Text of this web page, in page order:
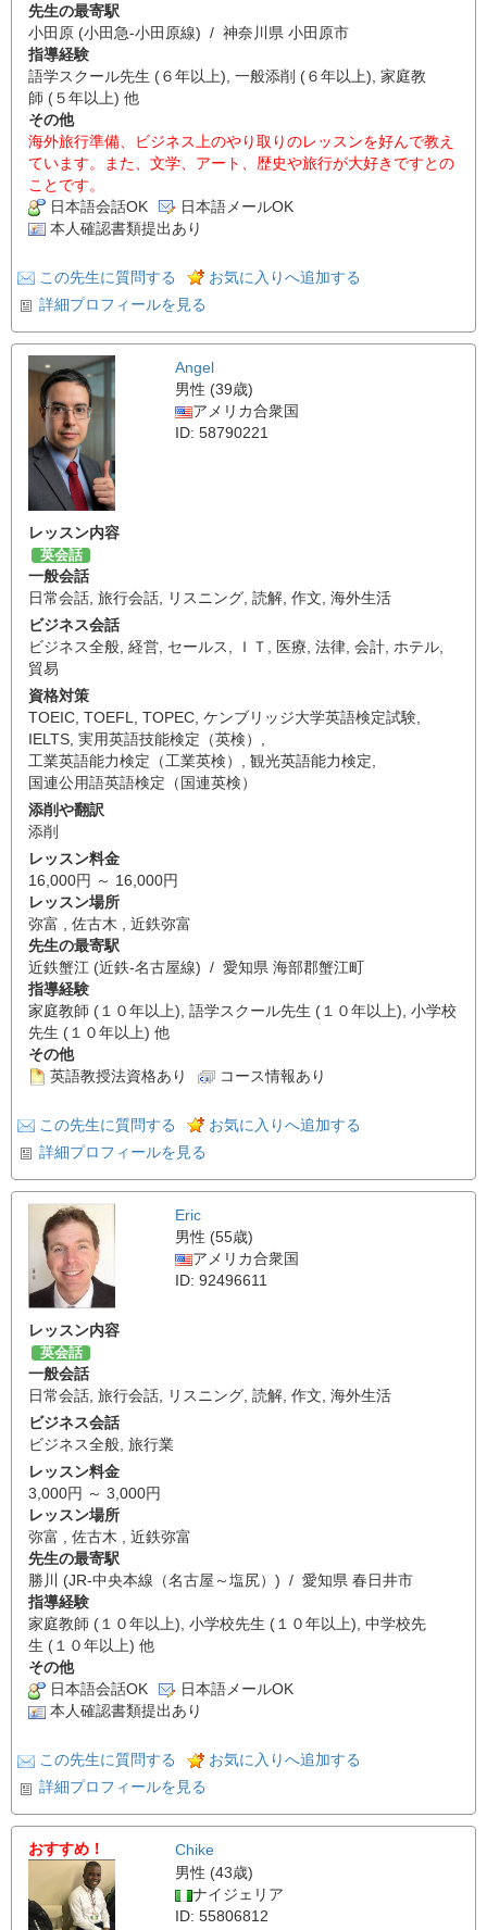
先生の最寄駅
小田原 (小田急-小田原線) / 神奈川県 小田原市
指導経験
語学スクール先生 (６年以上), 一般添削 (６年以上), 家庭教
師 (５年以上) 他
その他
海外旅行準備、ビジネス上のやり取りのレッスンを好んで教え
ています。また、文学、アート、歴史や旅行が大好きですとの
ことです。
日本語会話OK
日本語メールOK
本人確認書類提出あり
この先生に質問する
お気に入りへ追加する
詳細プロフィールを見る
Angel
男性 (39歳)
アメリカ合衆国
ID: 58790221
レッスン内容
英会話
一般会話
日常会話 旅行会話 リスニング 読解 作文 海外生活
ビジネス会話
ビジネス全般 経営 セールス ＩＴ 医療 法律 会計 ホテル
貿易
資格対策
TOEIC TOEFL TOPEC ケンブリッジ大学英語検定試験
IELTS 実用英語技能検定（英検）
工業英語能力検定（工業英検）
観光英語能力検定
国連公用語英語検定（国連英検）
添削や翻訳
添削
レッスン料金
16,000円 ～ 16,000円
レッスン場所
弥富 , 佐古木 , 近鉄弥富
先生の最寄駅
近鉄蟹江 (近鉄-名古屋線) / 愛知県 海部郡蟹江町
指導経験
家庭教師 (１０年以上), 語学スクール先生 (１０年以上), 小学校
先生 (１０年以上) 他
その他
英語教授法資格あり
コース情報あり
この先生に質問する
お気に入りへ追加する
詳細プロフィールを見る
Eric
男性 (55歳)
アメリカ合衆国
ID: 92496611
レッスン内容
英会話
一般会話
日常会話, 旅行会話, リスニング, 読解, 作文, 海外生活
ビジネス会話
ビジネス全般, 旅行業
レッスン料金
3,000円 ～ 3,000円
レッスン場所
弥富 , 佐古木 , 近鉄弥富
先生の最寄駅
勝川 (JR-中央本線（名古屋～塩尻）) / 愛知県 春日井市
指導経験
家庭教師 (１０年以上), 小学校先生 (１０年以上), 中学校先
生 (１０年以上) 他
その他
日本語会話OK
日本語メールOK
本人確認書類提出あり
この先生に質問する
お気に入りへ追加する
詳細プロフィールを見る
おすすめ！
Chike
男性 (43歳)
ナイジェリア
ID: 55806812